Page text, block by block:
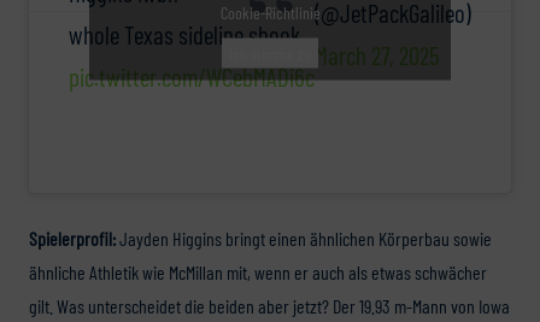
whole Texas sideline shook
pic.twitter.com/WCebMADi6c
(@JetPackGalileo)
March 27, 2025
Cookie-Richtlinie
Spielerprofil:Jayden Higgins bringt einen ähnlichen Körperbau sowie
ähnliche Athletik wie McMillan mit, wenn er auch als etwas schwächer
gilt. Was unterscheidet die beiden aber jetzt? Der 19.93 m-Mann von Iowa